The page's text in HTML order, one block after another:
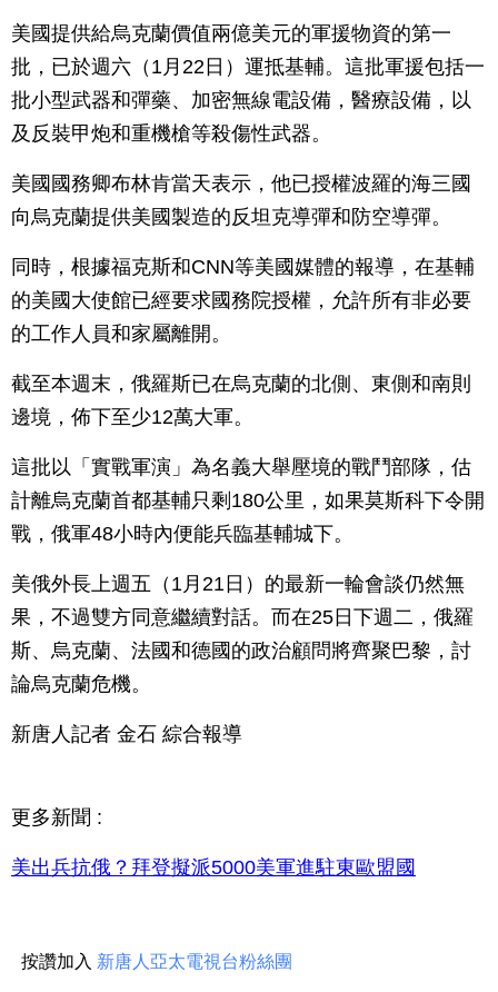
美國提供給烏克蘭價值兩億美元的軍援物資的第一
批，已於週六（1月22日）運抵基輔。這批軍援包括一
批小型武器和彈藥、加密無線電設備，醫療設備，以
及反裝甲炮和重機槍等殺傷性武器。
美國國務卿布林肯當天表示，他已授權波羅的海三國
向烏克蘭提供美國製造的反坦克導彈和防空導彈。
同時，根據福克斯和CNN等美國媒體的報導，在基輔
的美國大使館已經要求國務院授權，允許所有非必要
的工作人員和家屬離開。
截至本週末，俄羅斯已在烏克蘭的北側、東側和南則
邊境，佈下至少12萬大軍。
這批以「實戰軍演」為名義大舉壓境的戰鬥部隊，估
計離烏克蘭首都基輔只剩180公里，如果莫斯科下令開
戰，俄軍48小時內便能兵臨基輔城下。
美俄外長上週五（1月21日）的最新一輪會談仍然無
果，不過雙方同意繼續對話。而在25日下週二，俄羅
斯、烏克蘭、法國和德國的政治顧問將齊聚巴黎，討
論烏克蘭危機。
新唐人記者 金石 綜合報導
更多新聞 :
美出兵抗俄？拜登擬派5000美軍進駐東歐盟國
按讚加入 新唐人亞太電視台粉絲團